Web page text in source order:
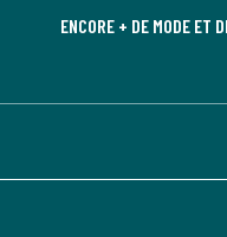
ENCORE + DE MODE ET